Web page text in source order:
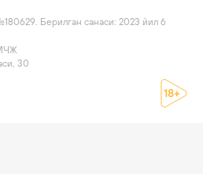
Берилган санаси: 2023 йил 6
30